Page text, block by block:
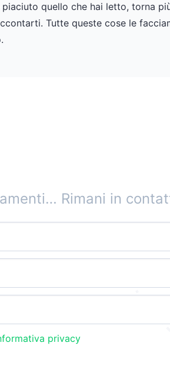
quello che hai letto, torna
Tutte queste cose le
Rimani in
privacy